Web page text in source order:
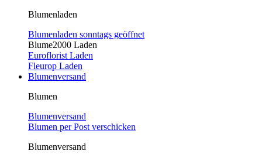
Blumenladen
Blumenladen sonntags geöffnet
Blume2000 Laden
Euroflorist Laden
Fleurop Laden
Blumenversand
Blumen
Blumenversand
Blumen per Post verschicken
Blumenversand